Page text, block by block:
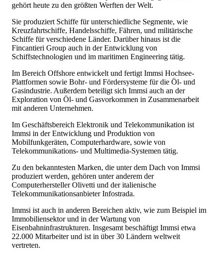
gehört heute zu den größten Werften der Welt.
Sie produziert Schiffe für unterschiedliche Segmente, wie
Kreuzfahrtschiffe, Handelsschiffe, Fähren, und militärische
Schiffe für verschiedene Länder. Darüber hinaus ist die
Fincantieri Group auch in der Entwicklung von
Schiffstechnologien und im maritimen Engineering tätig.
Im Bereich Offshore entwickelt und fertigt Immsi Hochsee-
Plattformen sowie Bohr- und Fördersysteme für die Öl- und
Gasindustrie. Außerdem beteiligt sich Immsi auch an der
Exploration von Öl- und Gasvorkommen in Zusammenarbeit
mit anderen Unternehmen.
Im Geschäftsbereich Elektronik und Telekommunikation ist
Immsi in der Entwicklung und Produktion von
Mobilfunkgeräten, Computerhardware, sowie von
Telekommunikations- und Multimedia-Systemen tätig.
Zu den bekanntesten Marken, die unter dem Dach von Immsi
produziert werden, gehören unter anderem der
Computerhersteller Olivetti und der italienische
Telekommunikationsanbieter Infostrada.
Immsi ist auch in anderen Bereichen aktiv, wie zum Beispiel im
Immobiliensektor und in der Wartung von
Eisenbahninfrastrukturen. Insgesamt beschäftigt Immsi etwa
22.000 Mitarbeiter und ist in über 30 Ländern weltweit
vertreten.